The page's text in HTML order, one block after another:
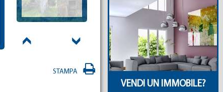
STAMPA
VENDI UN IMMOBILE?